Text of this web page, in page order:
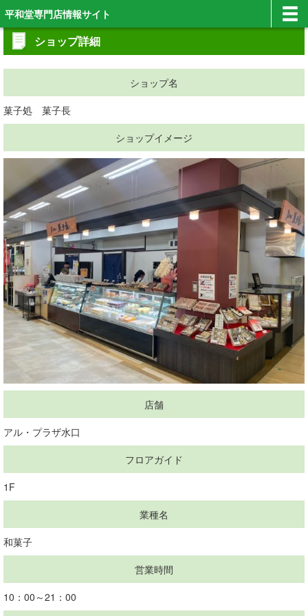
平和堂専門店情報サイト
ショップ詳細
ショップ名
菓子処 菓子長
ショップイメージ
店舗
アル・プラザ水口
フロアガイド
1F
業種名
和菓子
営業時間
10：00～21：00